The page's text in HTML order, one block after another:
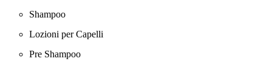
Shampoo
Lozioni per Capelli
Pre Shampoo